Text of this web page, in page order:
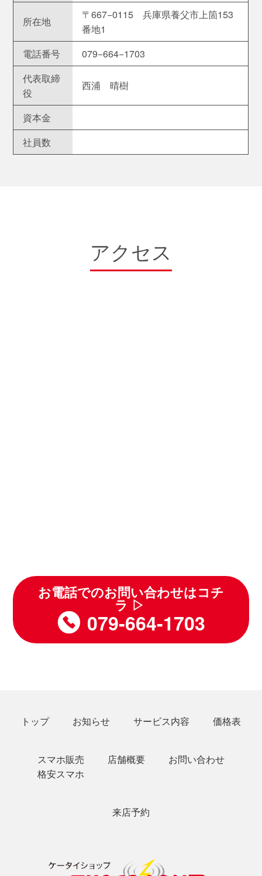
所在地
〒667−0115 兵庫県養父市上箇153
番地1
電話番号
079−664−1703
代表取締
役
西浦 晴樹
資本金
社員数
アクセス
お電話でのお問い合わせはコチ
ラ ▷
079-664-1703
トップ お知らせ サービス内容 価格表
スマホ販売
格安スマホ
店舗概要 お問い合わせ
来店予約